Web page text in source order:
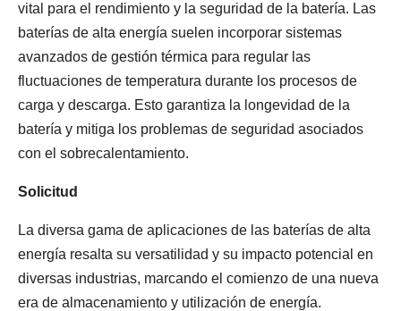
vital para el rendimiento y la seguridad de la batería. Las
baterías de alta energía suelen incorporar sistemas
avanzados de gestión térmica para regular las
fluctuaciones de temperatura durante los procesos de
carga y descarga. Esto garantiza la longevidad de la
batería y mitiga los problemas de seguridad asociados
con el sobrecalentamiento.
Solicitud
La diversa gama de aplicaciones de las baterías de alta
energía resalta su versatilidad y su impacto potencial en
diversas industrias, marcando el comienzo de una nueva
era de almacenamiento y utilización de energía.